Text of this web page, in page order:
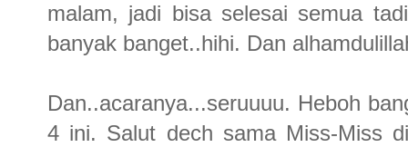
malam, jadi bisa selesai semua
banyak banget..hihi. Dan
Dan..acaranya...seruuuu. Heboh
4 ini. Salut dech sama Miss-Miss